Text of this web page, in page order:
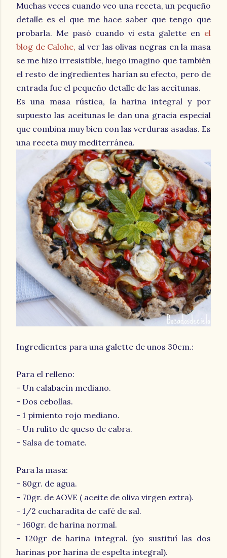
Muchas veces cuando veo una receta, un pequeño
detalle es el que me hace saber que tengo que
probarla. Me pasó cuando vi esta galette en el
blog de Calohe, al ver las olivas negras en la masa
se me hizo irresistible, luego imagino que también
el resto de ingredientes harían su efecto, pero de
entrada fue el pequeño detalle de las aceitunas.
Es una masa rústica, la harina integral y por
supuesto las aceitunas le dan una gracia especial
que combina muy bien con las verduras asadas. Es
una receta muy mediterránea.
Ingredientes para una galette de unos 30cm.:
Para el relleno:
- Un calabacín mediano.
- Dos cebollas.
- 1 pimiento rojo mediano.
- Un rulito de queso de cabra.
- Salsa de tomate.
Para la masa:
- 80gr. de agua.
- 70gr. de AOVE ( aceite de oliva virgen extra).
- 1/2 cucharadita de café de sal.
- 160gr. de harina normal.
- 120gr de harina integral. (yo sustituí las dos
harinas por harina de espelta integral).